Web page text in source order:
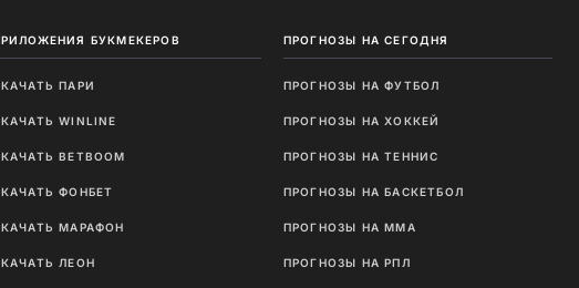
БУКМЕКЕРОВ
ПАРИ
WINLINE
BETBOOM
ФОНБЕТ
МАРАФОН
ЛЕОН
ПРОГНОЗЫ НА СЕГОДНЯ
ПРОГНОЗЫ НА ФУТБОЛ
ПРОГНОЗЫ НА ХОККЕЙ
ПРОГНОЗЫ НА ТЕННИС
ПРОГНОЗЫ НА БАСКЕТБОЛ
ПРОГНОЗЫ НА MMA
ПРОГНОЗЫ НА РПЛ